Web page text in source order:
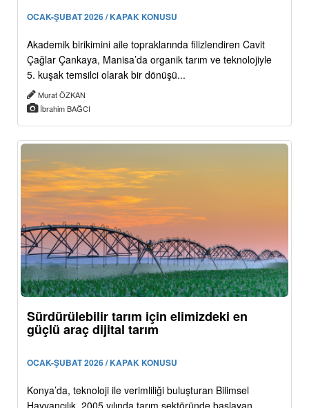
OCAK-ŞUBAT 2026 / KAPAK KONUSU
Akademik birikimini aile topraklarında filizlendiren Cavit
Çağlar Çankaya, Manisa’da organik tarım ve teknolojiyle
5. kuşak temsilci olarak bir dönüşü...
Murat ÖZKAN
İbrahim BAĞCI
Sürdürülebilir tarım için elimizdeki en
güçlü araç dijital tarım
OCAK-ŞUBAT 2026 / KAPAK KONUSU
Konya’da, teknoloji ile verimliliği buluşturan Bilimsel
Hayvancılık, 2005 yılında tarım sektöründe başlayan